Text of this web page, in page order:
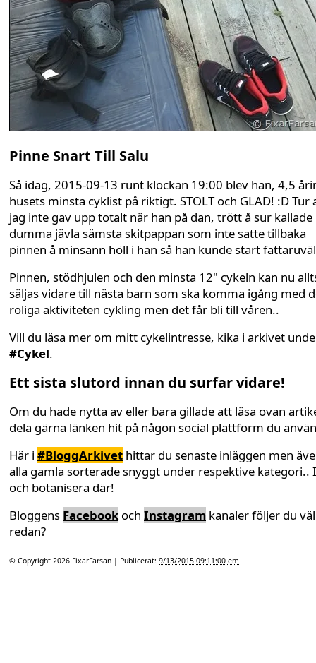
Pinne Snart Till Salu
Så idag, 2015-09-13 runt klockan 19:00 blev han, 4,5
husets minsta cyklist på riktigt. STOLT och GLAD! :D Tur
jag inte gav upp totalt när han på dan, trött å sur
dumma jävla sämsta skitpappan som inte satte tillbaka
pinnen å minsann höll i han så han kunde start
Pinnen, stödhjulen och den minsta 12" cykeln kan nu
säljas vidare till nästa barn som ska komma igång med
roliga aktiviteten cykling men det får bli till våren..
Vill du läsa mer om mitt cykelintresse, kika i arkivet
#Cykel.
Ett sista slutord innan du surfar vidare!
Om du hade nytta av eller bara gillade att läsa ovan
dela gärna länken hit på någon social plattform du
Här i #BloggArkivet hittar du senaste inläggen men
alla gamla sorterade snyggt under respektive kategori..
och botanisera där!
Bloggens Facebookoch Instagram kanaler följer du väl
redan?
© Copyright 2026 FixarFarsan | Publicerat: 9/13/2015 09:11:00 em